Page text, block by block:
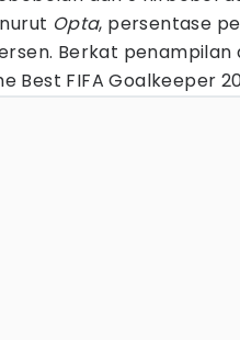
Opta, persentase
Berkat
Best FIFA Goalkeeper